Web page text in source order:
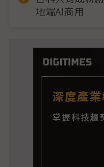
地端AI商用